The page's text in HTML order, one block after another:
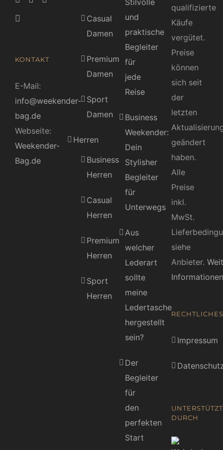
KONTAKT
E-Mail:
info@weekender-
bag.de
Webseite:
Weekender-
Bag.de
Casual
Damen
Premium
Damen
Sport
Damen
Herren
Business
Herren
Casual
Herren
Premium
Herren
Sport
Herren
Stilvolle
und
praktische
Begleiter
für
jede
Reise
Business
Weekender:
Dein
Stylisher
Begleiter
für
Unterwegs
Aus
welcher
Lederart
sollte
meine
Ledertasche
hergestellt
sein?
Der
Begleiter
für
den
perfekten
Start
qualifizierte
Käufe
vergütet.
Preise
können
sich seit
der
letzten
geändert
haben.
Alle
Preise
inkl.
MwSt.
siehe
Anbieter.
Informationen
RECHTLICHES
Impressum
UNTERSTÜTZT
DURCH